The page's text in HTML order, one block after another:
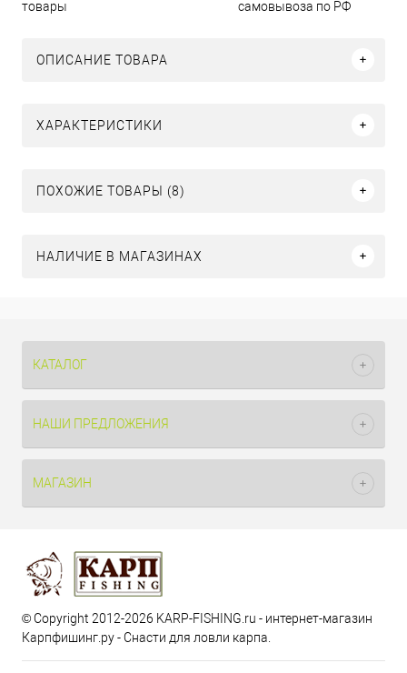
товары
самовывоза по РФ
ОПИСАНИЕ ТОВАРА
ХАРАКТЕРИСТИКИ
ПОХОЖИЕ ТОВАРЫ (8)
НАЛИЧИЕ В МАГАЗИНАХ
КАТАЛОГ
НАШИ ПРЕДЛОЖЕНИЯ
МАГАЗИН
© Copyright 2012-2026 KARP-FISHING.ru - интернет-магазин
Карпфишинг.ру - Снасти для ловли карпа.